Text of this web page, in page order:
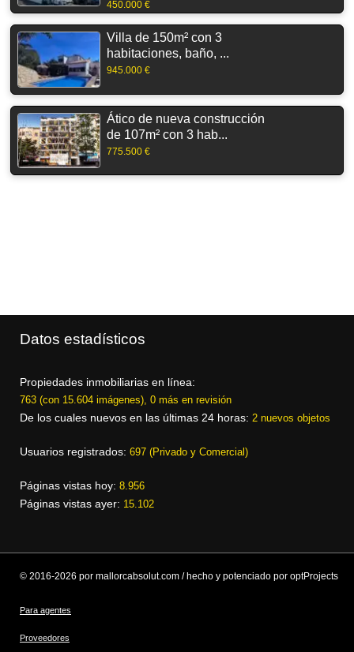
450.000 €
Villa de 150m² con 3
habitaciones, baño, ...
945.000 €
Ático de nueva construcción
de 107m² con 3 hab...
775.500 €
Datos estadísticos
Propiedades inmobiliarias en línea:
763 (con 15.604 imágenes), 0 más en revisión
De los cuales nuevos en las últimas 24 horas: 2 nuevos objetos
Usuarios registrados: 697 (Privado y Comercial)
Páginas vistas hoy: 8.956
Páginas vistas ayer: 15.102
© 2016-2026 por mallorcabsolut.com / hecho y potenciado por optProjects
Para agentes
Proveedores